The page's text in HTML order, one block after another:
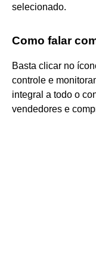
selecionado.
Como falar
Basta clicar no
controle e
integral a todo o
vendedores e